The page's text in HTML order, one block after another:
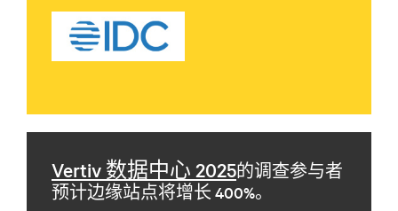
Vertiv 数据中心 2025的调查参与者
预计边缘站点将增长 400%。